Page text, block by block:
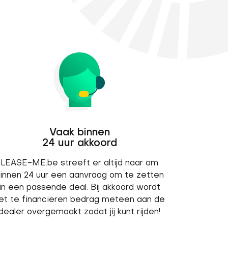
Vaak binnen
24 uur akkoord
LEASE-ME.be streeft er altijd naar om
24 uur een aanvraag om te zetten
in een passende deal. Bij akkoord wordt
te financieren bedrag meteen aan de
overgemaakt zodat jij kunt rijden!